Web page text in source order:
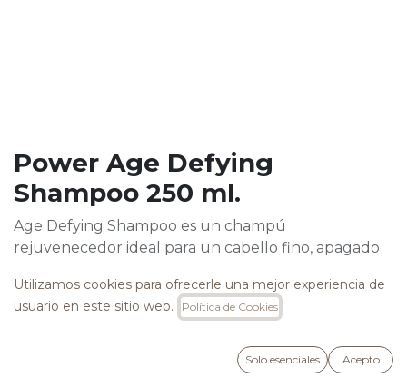
Power Age Defying
Shampoo 250 ml.
Age Defying Shampoo es un champú
rejuvenecedor ideal para un cabello fino, apagado
Probióticos y Proteínas de Soja para restructurar la
fibra capilar y aportar volumen de manera
Libre de SLS, SLES, Parabenos, Cocamide DEA,
Utilizamos cookies para ofrecerle una mejor experiencia de
usuario en este sitio web.
Política de Cookies
Solo esenciales Acepto